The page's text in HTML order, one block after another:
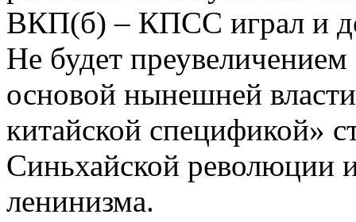
ВКП(б) – КПСС играл и
Не будет преувеличением
основой нынешней
китайской спецификой»
Синьхайской революции
ленинизма.